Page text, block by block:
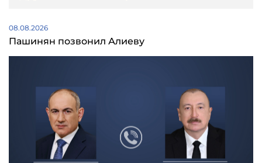
08.08.2026
Пашинян позвонил Алиеву